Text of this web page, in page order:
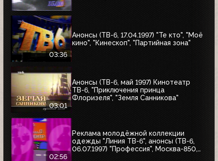
03:36
Анонсы (ТВ-6, 17.04.1997) "Те кто", "Моё
кино", "Кинескоп", "Партийная зона"
03:01
Анонсы (ТВ-6, май 1997) Кинотеатр
ТВ-6, "Приключения принца
Флоризеля", "Земля Санникова"
02:56
Реклама молодёжной коллекции
одежды "Линия ТВ-6", анонсы (ТВ-6,
06.07.1997) "Профессия", Москва-850,